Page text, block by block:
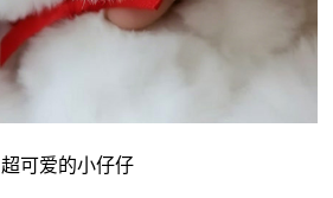
超可爱的小仔仔